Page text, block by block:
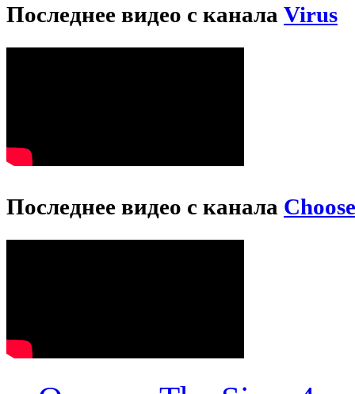
Последнее видео с канала Virus
Последнее видео с канала